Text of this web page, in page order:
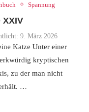
Spannung
XXIV
9. März 2026
Katze Unter einer
kryptischen
zu der man nicht
…